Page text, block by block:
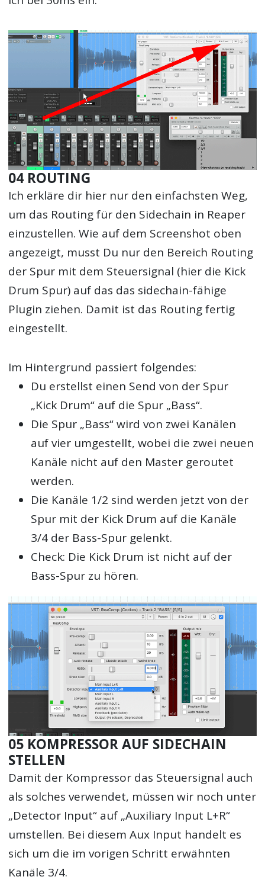
04 ROUTING
Ich erkläre dir hier nur den einfachsten Weg,
um das Routing für den Sidechain in Reaper
einzustellen. Wie auf dem Screenshot oben
angezeigt, musst Du nur den Bereich Routing
der Spur mit dem Steuersignal (hier die Kick
Drum Spur) auf das das sidechain-fähige
Plugin ziehen. Damit ist das Routing fertig
eingestellt.
Im Hintergrund passiert folgendes:
Du erstellst einen Send von der Spur
„Kick Drum“ auf die Spur „Bass“.
Die Spur „Bass“ wird von zwei Kanälen
auf vier umgestellt, wobei die zwei neuen
Kanäle nicht auf den Master geroutet
werden.
Die Kanäle 1/2 sind werden jetzt von der
Spur mit der Kick Drum auf die Kanäle
3/4 der Bass-Spur gelenkt.
Check: Die Kick Drum ist nicht auf der
Bass-Spur zu hören.
05 KOMPRESSOR AUF SIDECHAIN
STELLEN
Damit der Kompressor das Steuersignal auch
als solches verwendet, müssen wir noch unter
„Detector Input“ auf „Auxiliary Input L+R“
umstellen. Bei diesem Aux Input handelt es
sich um die im vorigen Schritt erwähnten
Kanäle 3/4.